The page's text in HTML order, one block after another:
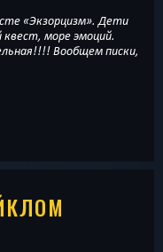
«Экзорцизм». Дети
море эмоций.
Вообщем писки,